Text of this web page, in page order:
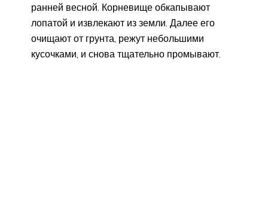
ранней весной. Корневище обкапывают
лопатой и извлекают из земли. Далее его
очищают от грунта, режут небольшими
кусочками, и снова тщательно промывают.